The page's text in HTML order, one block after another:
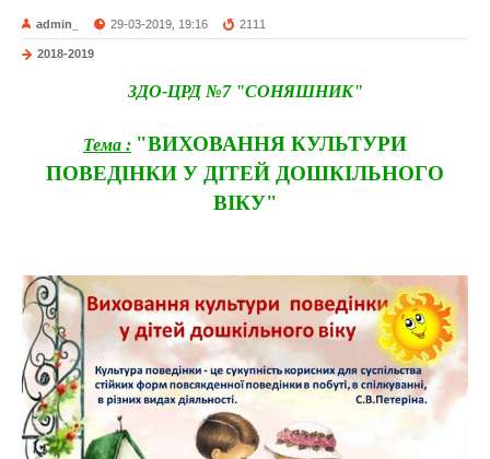
admin_ 29-03-2019, 19:16 2111
2018-2019
ЗДО-ЦРД №7 "СОНЯШНИК"
Тема : "ВИХОВАННЯ КУЛЬТУРИ
ПОВЕДІНКИ У ДІТЕЙ ДОШКІЛЬНОГО
ВІКУ"